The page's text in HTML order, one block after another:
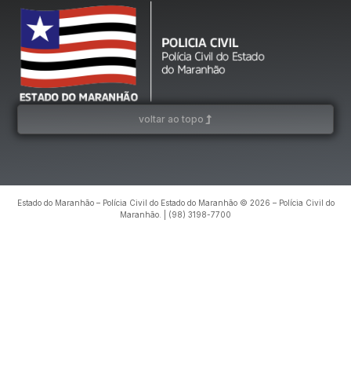
voltar ao topo
Estado do Maranhão – Polícia Civil do Estado do Maranhão © 2026 – Polícia Civil do
Maranhão. | (98) 3198-7700